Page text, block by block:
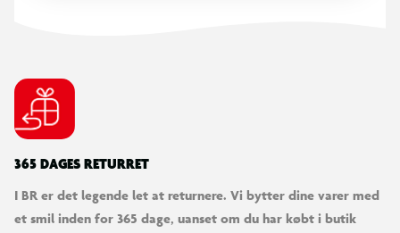
365 DAGES RETURRET
I BR er det legende let at returnere. Vi bytter dine varer med
et smil inden for 365 dage, uanset om du har købt i butik